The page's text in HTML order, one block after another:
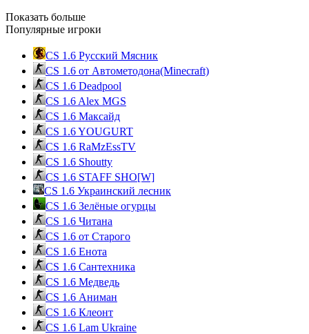
Показать больше
Популярные игроки
CS 1.6 Русский Мясник
CS 1.6 от Автометодона(Minecraft)
CS 1.6 Deadpool
CS 1.6 Alex MGS
CS 1.6 Максайд
CS 1.6 YOUGURT
CS 1.6 RaMzEssTV
CS 1.6 Shoutty
CS 1.6 STAFF SHO[W]
CS 1.6 Украинский лесник
CS 1.6 Зелёные огурцы
CS 1.6 Читана
CS 1.6 от Cтарого
CS 1.6 Енота
CS 1.6 Сантехника
CS 1.6 Медведь
CS 1.6 Аниман
CS 1.6 Клеонт
CS 1.6 Lam Ukraine